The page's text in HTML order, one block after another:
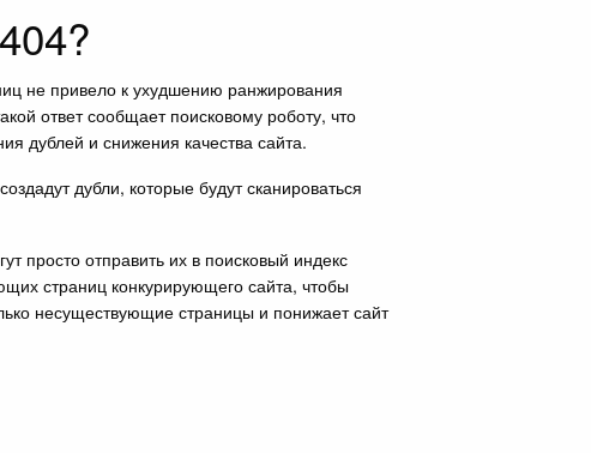
не привело к ухудшению ранжирования
ответ сообщает поисковому роботу, что
дублей и снижения качества сайта.
дубли, которые будут сканироваться
просто отправить их в поисковый индекс
страниц конкурирующего сайта, чтобы
несуществующие страницы и понижает сайт